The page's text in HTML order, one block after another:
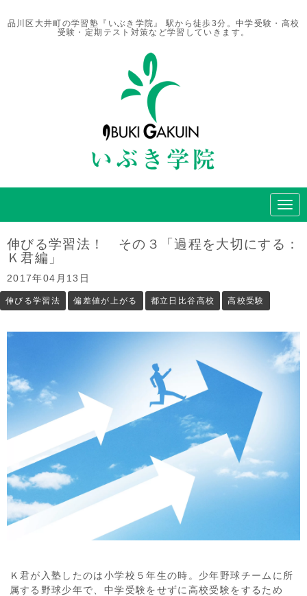
品川区大井町の学習塾『いぶき学院』 駅から徒歩3分。中学受験・高校
受験・定期テスト対策など学習していきます。
N
a
伸びる学習法！ その３「過程を大切にする：
Ｋ君編」
2017年04月13日
伸びる学習法 偏差値が上がる 都立日比谷高校 高校受験
Ｋ君が入塾したのは小学校５年生の時。少年野球チームに所
属する野球少年で、中学受験をせずに高校受験をするため